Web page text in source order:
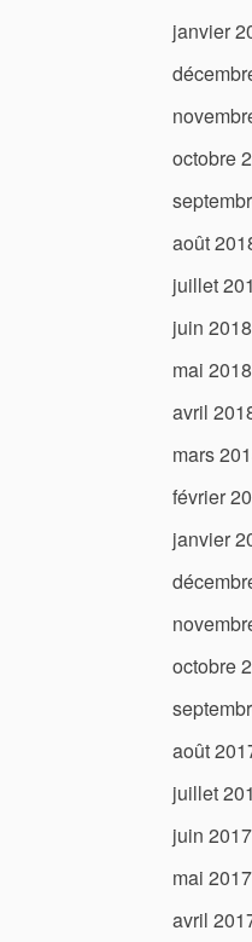
janvier
octobre
août
juillet
juin 2018
mai 2018
avril
mars
février
janvier
octobre
août
juillet
juin 2017
mai 2017
avril